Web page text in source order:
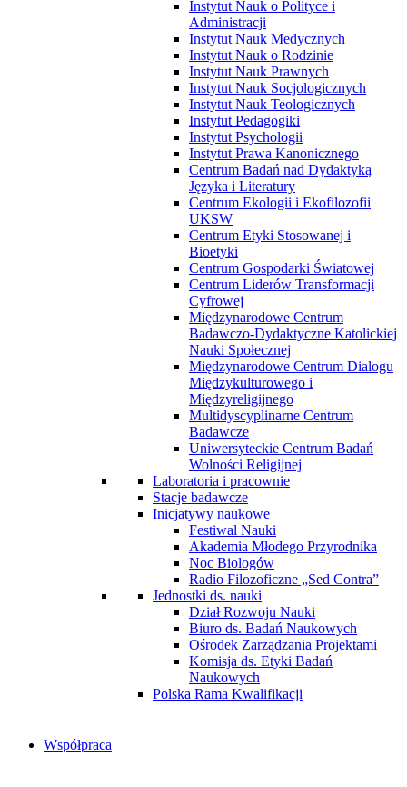
Instytut Nauk o Polityce i
Administracji
Instytut Nauk Medycznych
Instytut Nauk o Rodzinie
Instytut Nauk Prawnych
Instytut Nauk Socjologicznych
Instytut Nauk Teologicznych
Instytut Pedagogiki
Instytut Psychologii
Instytut Prawa Kanonicznego
Centrum Badań nad Dydaktyką
Języka i Literatury
Centrum Ekologii i Ekofilozofii
UKSW
Centrum Etyki Stosowanej i
Bioetyki
Centrum Gospodarki Światowej
Centrum Liderów Transformacji
Cyfrowej
Międzynarodowe Centrum
Badawczo-Dydaktyczne Katolickiej
Nauki Społecznej
Międzynarodowe Centrum Dialogu
Międzykulturowego i
Międzyreligijnego
Multidyscyplinarne Centrum
Badawcze
Uniwersyteckie Centrum Badań
Wolności Religijnej
Laboratoria i pracownie
Stacje badawcze
Inicjatywy naukowe
Festiwal Nauki
Akademia Młodego Przyrodnika
Noc Biologów
Radio Filozoficzne „Sed Contra”
Jednostki ds. nauki
Dział Rozwoju Nauki
Biuro ds. Badań Naukowych
Ośrodek Zarządzania Projektami
Komisja ds. Etyki Badań
Naukowych
Polska Rama Kwalifikacji
Współpraca